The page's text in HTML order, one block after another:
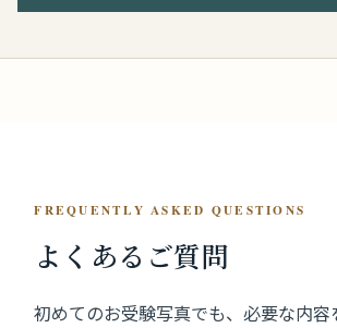
FREQUENTLY ASKED QUESTIONS
よくあるご質問
初めてのお受験写真でも、必要な内容